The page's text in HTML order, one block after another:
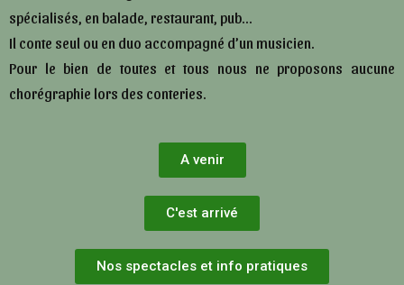
spécialisés, en balade, restaurant, pub…
Il conte seul ou en duo accompagné d’un musicien.
Pour le bien de toutes et tous nous ne proposons aucune
chorégraphie lors des conteries.
A venir
C'est arrivé
Nos spectacles et info pratiques